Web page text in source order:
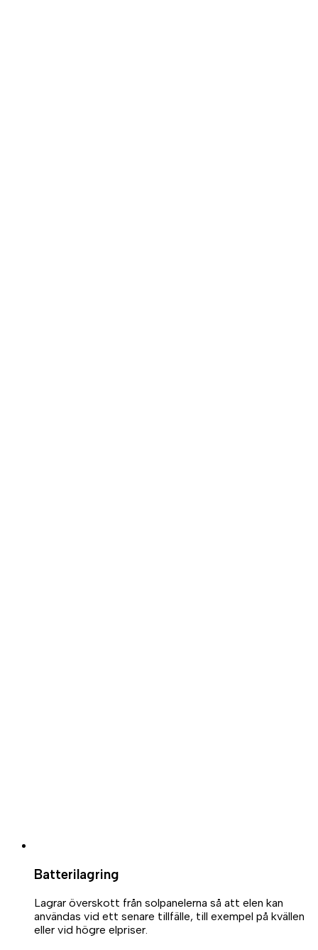
Batterilagring
Lagrar överskott från solpanelerna så att elen kan
användas vid ett senare tillfälle, till exempel på kvällen
eller vid högre elpriser.